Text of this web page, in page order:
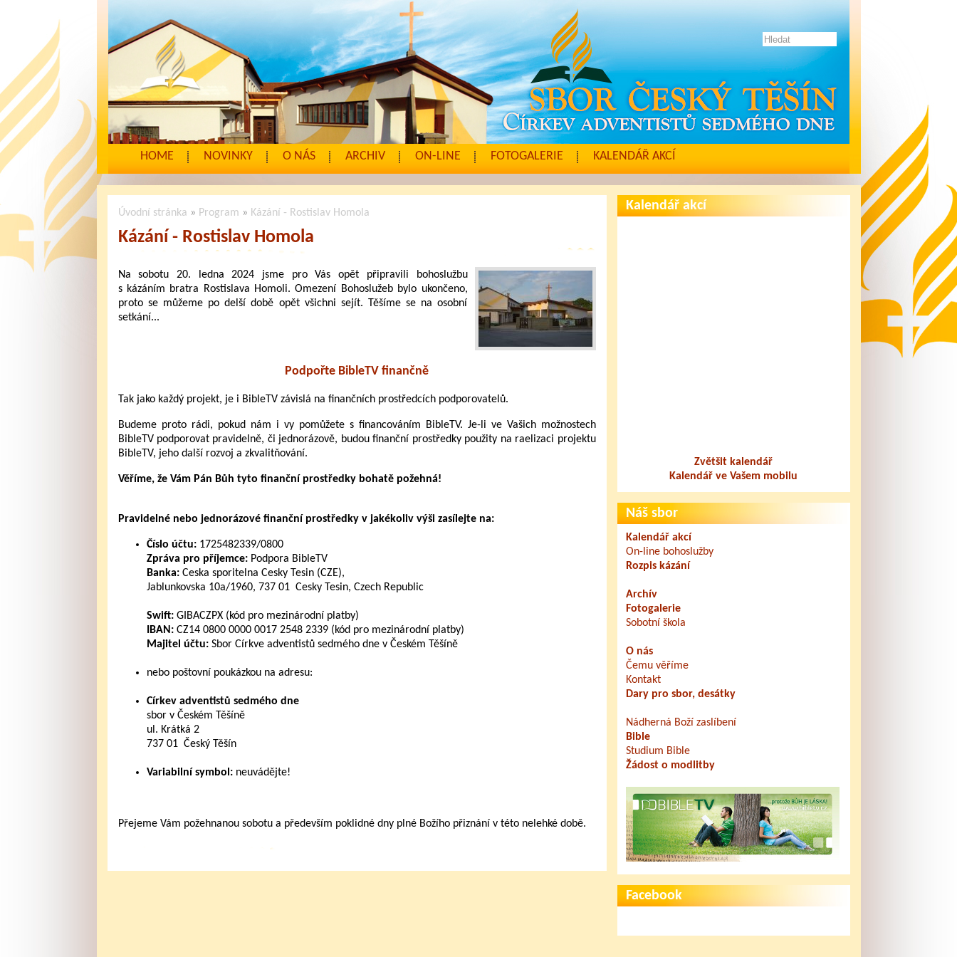
HOME NOVINKY O NÁS ARCHIV ON-LINE FOTOGALERIE KALENDÁŘ AKCÍ
Úvodní stránka » Program » Kázání - Rostislav Homola
Kázání - Rostislav Homola
Na sobotu 20. ledna 2024 jsme pro Vás opět připravili bohoslužbu
s kázáním bratra Rostislava Homoli. Omezení Bohoslužeb bylo ukončeno,
proto se můžeme po delší době opět všichni sejít. Těšíme se na osobní
setkání...
Podpořte BibleTV finančně
Tak jako každý projekt, je i BibleTV závislá na finančních prostředcích podporovatelů.
Budeme proto rádi, pokud nám i vy pomůžete s financováním BibleTV. Je-li ve Vašich možnostech
BibleTV podporovat pravidelně, či jednorázově, budou finanční prostředky použity na raelizaci projektu
BibleTV, jeho další rozvoj a zkvalitňování.
Věříme, že Vám Pán Bůh tyto finanční prostředky bohatě požehná!
Pravidelné nebo jednorázové finanční prostředky v jakékoliv výši zasílejte na:
Číslo účtu:1725482339/0800
Zpráva pro příjemce:Podpora BibleTV
Banka:Ceska sporitelna Cesky Tesin (CZE),
Jablunkovska 10a/1960, 737 01 Cesky Tesin, Czech Republic
Swift:GIBACZPX (kód pro mezinárodní platby)
IBAN:CZ14 0800 0000 0017 2548 2339 (kód pro mezinárodní platby)
Majitel účtu:Sbor Církve adventistů sedmého dne v Českém Těšíně
nebo poštovní poukázkou na adresu:
Církev adventistů sedmého dne
sbor v Českém Těšíně
ul. Krátká 2
737 01 Český Těšín
Variabilní symbol: neuvádějte!
Přejeme Vám požehnanou sobotu a především poklidné dny plné Božího přiznání v této nelehké době.
Kalendář akcí
Zvětšit kalendář
Kalendář ve Vašem mobilu
Náš sbor
Kalendář akcí
On-line bohoslužby
Rozpis kázání
Archív
Fotogalerie
Sobotní škola
O nás
Čemu věříme
Kontakt
Dary pro sbor, desátky
Nádherná Boží zaslíbení
Bible
Studium Bible
Žádost o modlitby
Facebook